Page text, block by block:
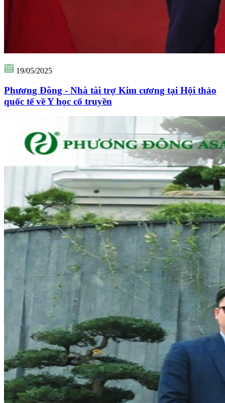
19/05/2025
Phương Đông - Nhà tài trợ Kim cương tại Hội thảo
quốc tế về Y học cổ truyền